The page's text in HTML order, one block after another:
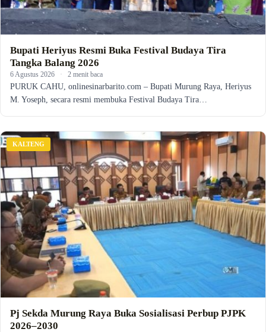
Bupati Heriyus Resmi Buka Festival Budaya Tira
Tangka Balang 2026
6 Agustus 2026 · 2 menit baca
PURUK CAHU, onlinesinarbarito.com – Bupati Murung Raya, Heriyus
M. Yoseph, secara resmi membuka Festival Budaya Tira…
KALTENG
Pj Sekda Murung Raya Buka Sosialisasi Perbup PJPK
2026–2030